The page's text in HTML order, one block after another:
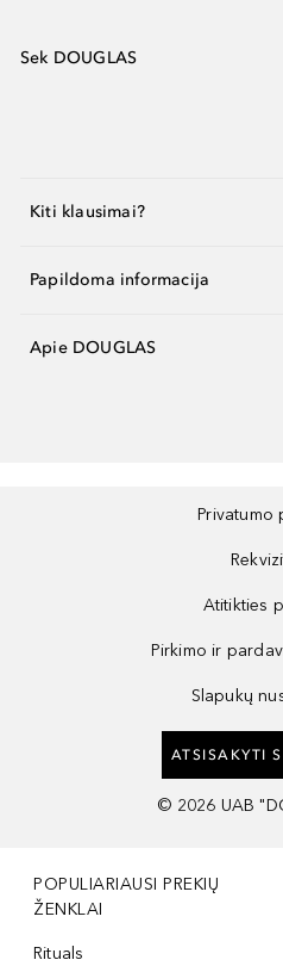
Sek DOUGLAS
Kiti klausimai?
Papildoma informacija
Apie DOUGLAS
Privatumo
Atitikties
Pirkimo ir
Slapukų
ATSISAKYTI
© 2026 UAB
POPULIARIAUSI PREKIŲ
ŽENKLAI
Rituals